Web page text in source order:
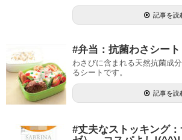
記事を読
#弁当：抗菌わさシート
わさびに含まれる天然抗菌成
るシートです。
記事を読
#丈夫なストッキング